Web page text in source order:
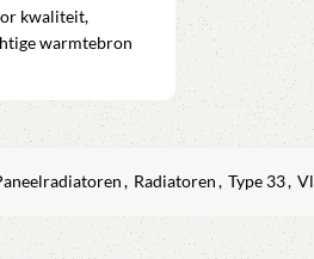
kwaliteit,
warmtebron
, Radiatoren , Type 33,